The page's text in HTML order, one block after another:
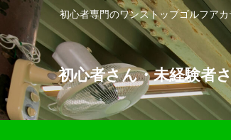
初心者専門のワンストップゴルフア
初心者さん・未経験者